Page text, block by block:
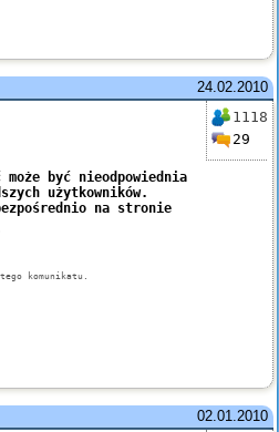
24.02.2010
1118
29
02.01.2010